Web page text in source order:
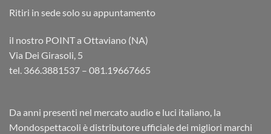
Ritiri in sede solo su appuntamento
il nostro POINT a Ottaviano (NA)
Via Dei Girasoli, 5
tel. 366.3881537 – 081.19667665
Da anni presenti nel mercato audio e luci italiano, la
Mondospettacoli è distributore ufficiale dei migliori marchi